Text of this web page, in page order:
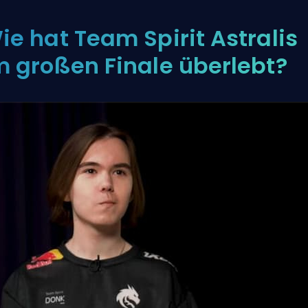
hat Team Spirit Astralis
großen Finale überlebt?